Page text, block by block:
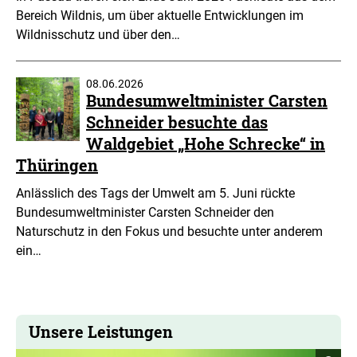
Bereich Wildnis, um über aktuelle Entwicklungen im
Wildnisschutz und über den…
08.06.2026
Bundesumweltminister Carsten
Schneider besuchte das
Waldgebiet „Hohe Schrecke“ in
Thüringen
Anlässlich des Tags der Umwelt am 5. Juni rückte
Bundesumweltminister Carsten Schneider den
Naturschutz in den Fokus und besuchte unter anderem
ein…
Unsere Leistungen